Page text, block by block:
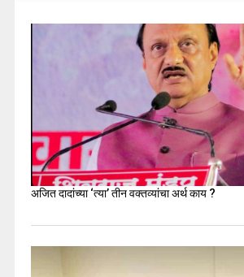
अजित दादांच्या ‘त्या’ तीन वक्तव्यांचा अर्थ काय ?